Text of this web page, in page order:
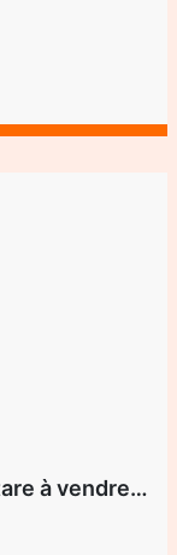
Terrain titré commercial d’1 hectare à vendre à Awae Escalier – Station Neptune